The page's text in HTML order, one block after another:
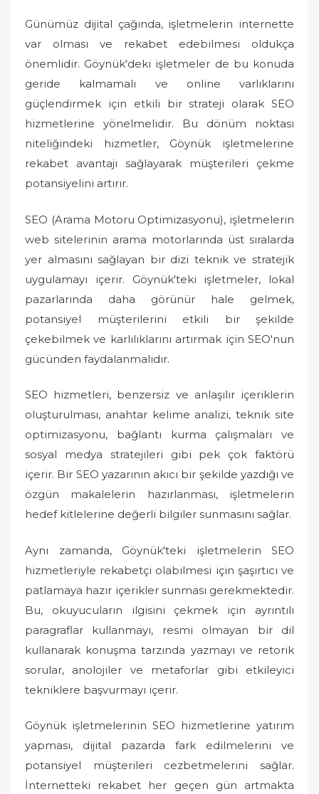
Günümüz dijital çağında, işletmelerin internette
var olması ve rekabet edebilmesi oldukça
önemlidir. Göynük'deki işletmeler de bu konuda
geride kalmamalı ve online varlıklarını
güçlendirmek için etkili bir strateji olarak SEO
hizmetlerine yönelmelidir. Bu dönüm noktası
niteliğindeki hizmetler, Göynük işletmelerine
rekabet avantajı sağlayarak müşterileri çekme
potansiyelini artırır.
SEO (Arama Motoru Optimizasyonu), işletmelerin
web sitelerinin arama motorlarında üst sıralarda
yer almasını sağlayan bir dizi teknik ve stratejik
uygulamayı içerir. Göynük'teki işletmeler, lokal
pazarlarında daha görünür hale gelmek,
potansiyel müşterilerini etkili bir şekilde
çekebilmek ve karlılıklarını artırmak için SEO'nun
gücünden faydalanmalıdır.
SEO hizmetleri, benzersiz ve anlaşılır içeriklerin
oluşturulması, anahtar kelime analizi, teknik site
optimizasyonu, bağlantı kurma çalışmaları ve
sosyal medya stratejileri gibi pek çok faktörü
içerir. Bir SEO yazarının akıcı bir şekilde yazdığı ve
özgün makalelerin hazırlanması, işletmelerin
hedef kitlelerine değerli bilgiler sunmasını sağlar.
Aynı zamanda, Göynük'teki işletmelerin SEO
hizmetleriyle rekabetçi olabilmesi için şaşırtıcı ve
patlamaya hazır içerikler sunması gerekmektedir.
Bu, okuyucuların ilgisini çekmek için ayrıntılı
paragraflar kullanmayı, resmi olmayan bir dil
kullanarak konuşma tarzında yazmayı ve retorik
sorular, anolojiler ve metaforlar gibi etkileyici
tekniklere başvurmayı içerir.
Göynük işletmelerinin SEO hizmetlerine yatırım
yapması, dijital pazarda fark edilmelerini ve
potansiyel müşterileri cezbetmelerini sağlar.
İnternetteki rekabet her geçen gün artmakta